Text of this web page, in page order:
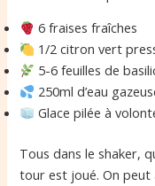
6 fraises fraîches
1/2 citron vert
5-6 feuilles de
250ml d’eau
Glace pilée à
Tous dans le shaker,
tour est joué. On peut